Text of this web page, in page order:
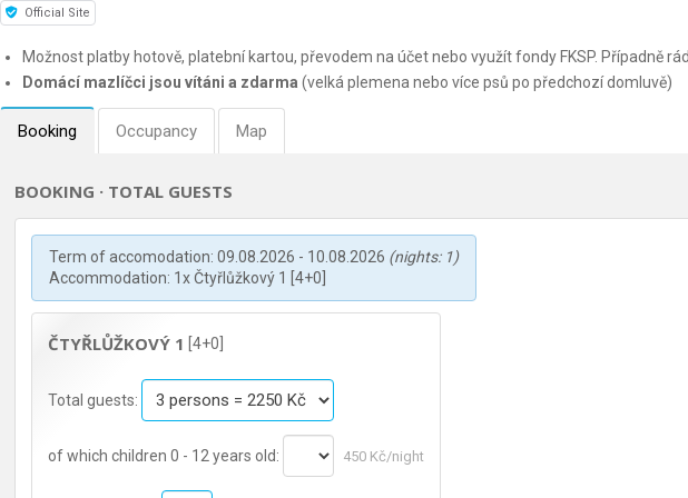
Official Site
Možnost platby hotově, platební kartou, převodem na účet nebo využít fondy FKSP. Případně
Domácí mazlíčci jsou vítáni a zdarma (velká plemena nebo více psů po předchozí domluvě)
Booking Occupancy Map
BOOKING · TOTAL GUESTS
Term of accomodation: 09.08.2026 - 10.08.2026 (nights: 1)
Accommodation: 1x Čtyřlůžkový 1 [4+0]
ČTYŘLŮŽKOVÝ 1 [4+0]
Total guests:
of which children 0 - 12 years old: 450 Kč/night